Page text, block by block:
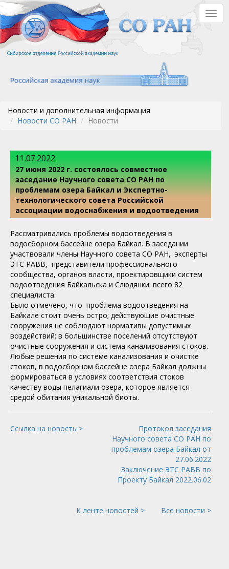
Перейти
к
основному
содержанию
Новости и дополнительная информация
Новости СО РАН
Новости
11.07.2022
27 июня 2022 г. состоялось совместное
заседание Научного совета СО РАН по
проблемам озера Байкал и Экспертно-
технологического совета Российской
ассоциации водоснабжения и водоотведения
Рассматривались проблемы водоотведения в
водосборном бассейне озера Байкал. В заседании
участвовали члены Научного совета СО РАН, эксперты
ЭТС РАВВ, представители профессионального
сообщества, органов власти, проектировщики систем
водоотведения Байкальска и Слюдянки: всего 82
специалиста.
Было отмечено, что проблема водоотведения на
Байкале стоит очень остро; действующие очистные
сооружения не соблюдают нормативы допустимых
воздействий; в большинстве поселений отсутствуют
очистные сооружения и система канализования стоков.
Любые решения по системе канализования и очистке
стоков, в водосборном бассейне озера Байкал должны
формироваться в условиях соответствия стоков
качеству воды пелагиали озера, которое является
средой обитания уникальной биоты.
Ссылка на новость >
Протокол заседания
Научного совета СО РАН по
проблемам озера Байкал от
27.06.2022
Заключение ЭТС РАВВ по
Проекту Байкал 2022.06.02
К ленте новостей > Все новости >